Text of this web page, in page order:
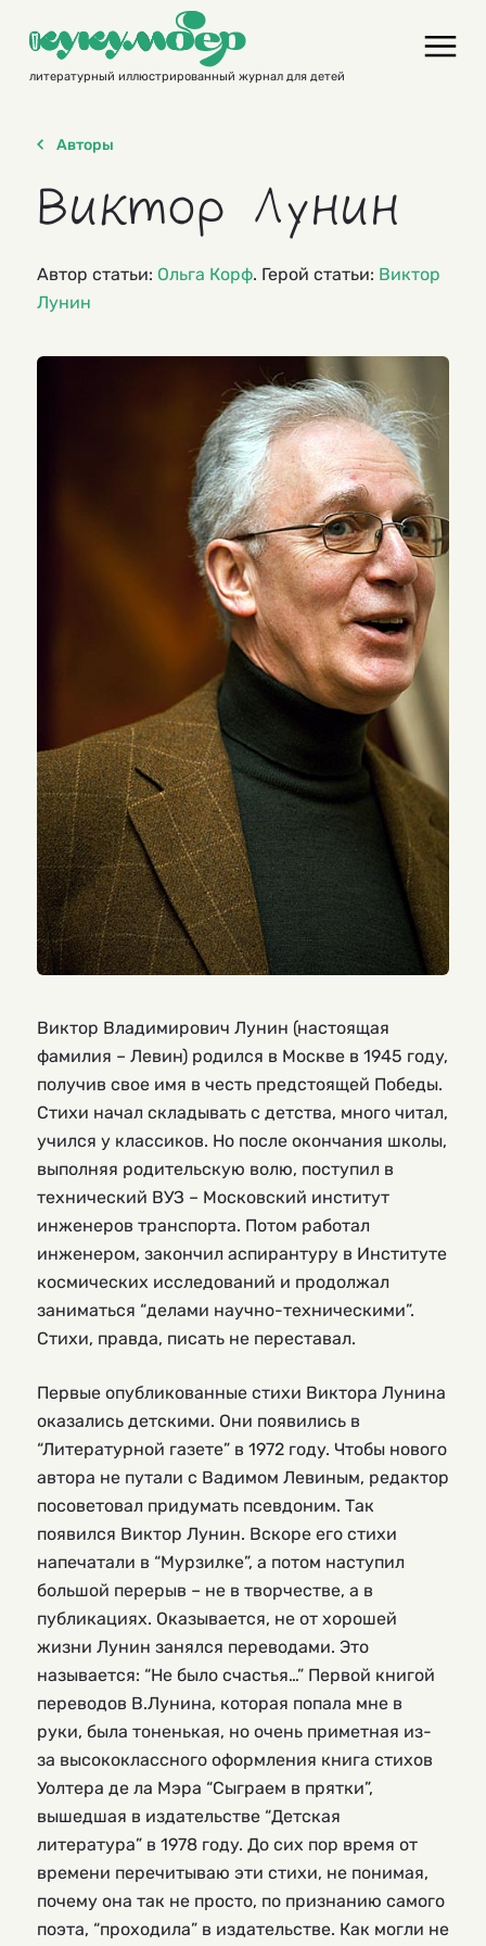
contentлитературный иллюстрированный журнал для детей
Авторы
Виктор Лунин
Автор статьи: Ольга Корф. Герой статьи: Виктор
Лунин
Виктор Владимирович Лунин (настоящая
фамилия – Левин) родился в Москве в 1945 году,
получив свое имя в честь предстоящей Победы.
Стихи начал складывать с детства, много читал,
учился у классиков. Но после окончания школы,
выполняя родительскую волю, поступил в
технический ВУЗ – Московский институт
инженеров транспорта. Потом работал
инженером, закончил аспирантуру в Институте
космических исследований и продолжал
заниматься “делами научно-техническими”.
Стихи, правда, писать не переставал.
Первые опубликованные стихи Виктора Лунина
оказались детскими. Они появились в
“Литературной газете” в 1972 году. Чтобы нового
автора не путали с Вадимом Левиным, редактор
посоветовал придумать псевдоним. Так
появился Виктор Лунин. Вскоре его стихи
напечатали в “Мурзилке”, а потом наступил
большой перерыв – не в творчестве, а в
публикациях. Оказывается, не от хорошей
жизни Лунин занялся переводами. Это
называется: “Не было счастья…” Первой книгой
переводов В.Лунина, которая попала мне в
руки, была тоненькая, но очень приметная из-
за высококлассного оформления книга стихов
Уолтера де ла Мэра “Сыграем в прятки”,
вышедшая в издательстве “Детская
литература” в 1978 году. До сих пор время от
времени перечитываю эти стихи, не понимая,
почему она так не просто, по признанию самого
поэта, “проходила” в издательстве. Как могли не